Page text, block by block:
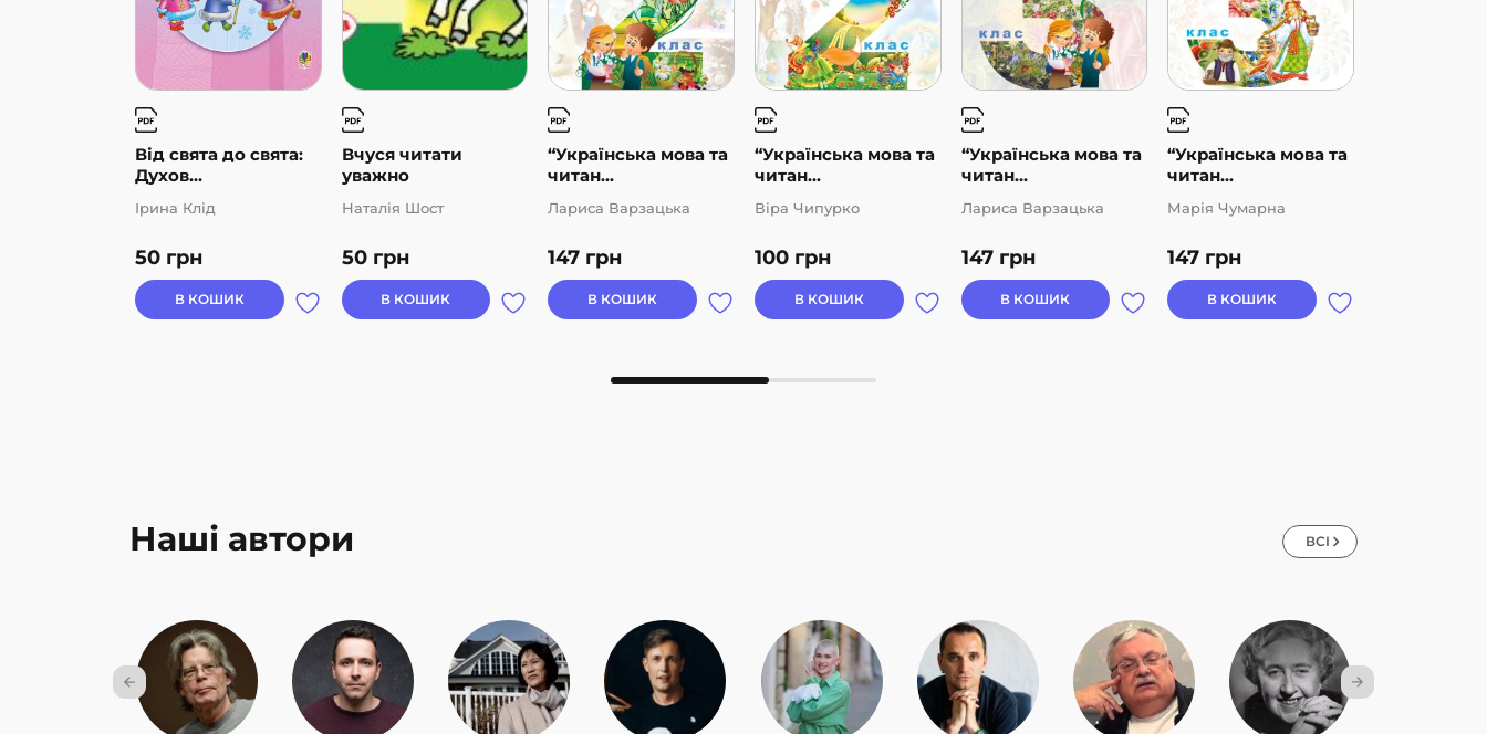
Від свята до свята:
Духов...
50 грн
Ірина Клід
В КОШИК
Вчуся читати
уважно
50 грн
Наталія Шост
В КОШИК
“Українська мова та
читан...
147 грн
Лариса Варзацька
В КОШИК
“Українська мова та
читан...
100 грн
Віра Чипурко
В КОШИК
“Українська мова та
читан...
147 грн
Лариса Варзацька
В КОШИК
“Українська мова та
читан...
147 грн
Марія Чумарна
В КОШИК
Наші автори ВСІ